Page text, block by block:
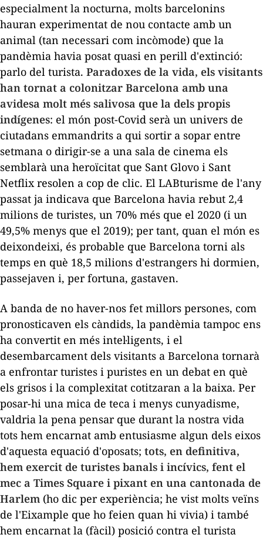
especialment la nocturna, molts barcelonins
hauran experimentat de nou contacte amb un
animal (tan necessari com incòmode) que la
pandèmia havia posat quasi en perill d'extinció:
parlo del turista. Paradoxes de la vida, els visitants
han tornat a colonitzar Barcelona amb una
avidesa molt més salivosa que la dels propis
indígenes: el món post-Covid serà un univers de
ciutadans emmandrits a qui sortir a sopar entre
setmana o dirigir-se a una sala de cinema els
semblarà una heroïcitat que Sant Glovo i Sant
Netflix resolen a cop de clic. El LABturisme de l'any
passat ja indicava que Barcelona havia rebut 2,4
milions de turistes, un 70% més que el 2020 (i un
49,5% menys que el 2019); per tant, quan el món es
deixondeixi, és probable que Barcelona torni als
temps en què 18,5 milions d'estrangers hi dormien,
passejaven i, per fortuna, gastaven.
A banda de no haver-nos fet millors persones, com
pronosticaven els càndids, la pandèmia tampoc ens
ha convertit en més intel·ligents, i el
desembarcament dels visitants a Barcelona tornarà
a enfrontar turistes i puristes en un debat en què
els grisos i la complexitat cotitzaran a la baixa. Per
posar-hi una mica de teca i menys cunyadisme,
valdria la pena pensar que durant la nostra vida
tots hem encarnat amb entusiasme algun dels eixos
d'aquesta equació d'oposats; tots, en definitiva,
hem exercit de turistes banals i incívics, fent el
mec a Times Square i pixant en una cantonada de
Harlem (ho dic per experiència; he vist molts veïns
de l'Eixample que ho feien quan hi vivia) i també
hem encarnat la (fàcil) posició contra el turista